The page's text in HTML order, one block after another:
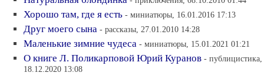
Хорошо там, где я есть - миниатюры, 16.01.2016 17:13
Друг моего сына - рассказы, 27.01.2010 14:28
Маленькие зимние чудеса - миниатюры, 15.01.2021 01:21
О книге Л. Поликарповой Юрий Куранов - публицистика,
18.12.2020 13:08